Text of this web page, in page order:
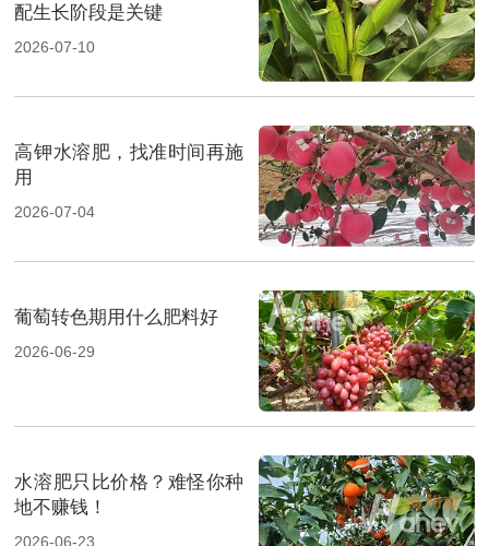
配生长阶段是关键
2026-07-10
高钾水溶肥，找准时间再施
用
2026-07-04
葡萄转色期用什么肥料好
2026-06-29
水溶肥只比价格？难怪你种
地不赚钱！
2026-06-23